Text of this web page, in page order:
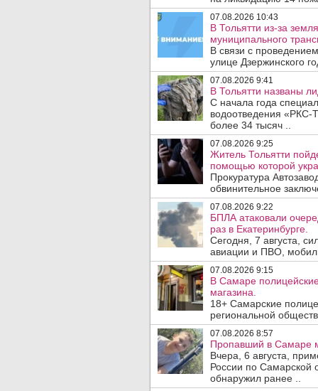
07.08.2026 10:43
В Тольятти из-за
муниципального
В связи с
улице Дзержинского
07.08.2026 9:41
В Тольятти названы
С начала года
водоотведения «РКС-
более 34 тысяч ..
07.08.2026 9:25
Житель Тольятти
помощью которой
Прокуратура
обвинительное
07.08.2026 9:22
БПЛА атаковали
раз в Екатеринбурге.
Сегодня, 7 августа,
авиации и ПВО,
07.08.2026 9:15
В Самаре
магазина.
18+ Самарские
региональной
07.08.2026 8:57
Пропавший в Самаре
Вчера, 6 августа,
России по Самарской
обнаружил ранее ..